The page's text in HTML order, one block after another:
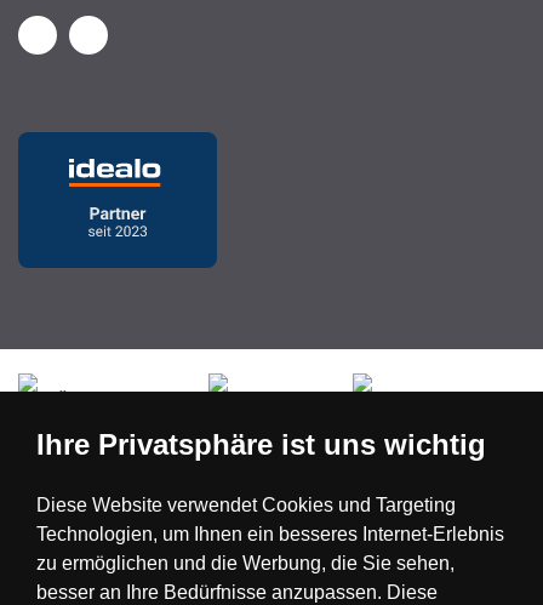
Nederland
Ihre Privatsphäre ist uns wichtig
Diese Website verwendet Cookies und Targeting
Technologien, um Ihnen ein besseres Internet-Erlebnis
zu ermöglichen und die Werbung, die Sie sehen,
besser an Ihre Bedürfnisse anzupassen. Diese